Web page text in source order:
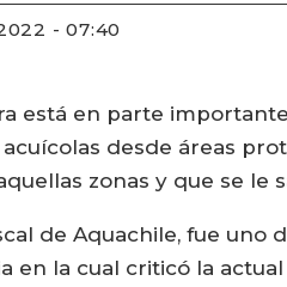
- 07:40
está en parte
acuícolas desde áreas
zonas y que se le
de Aquachile, fue
en la cual criticó la